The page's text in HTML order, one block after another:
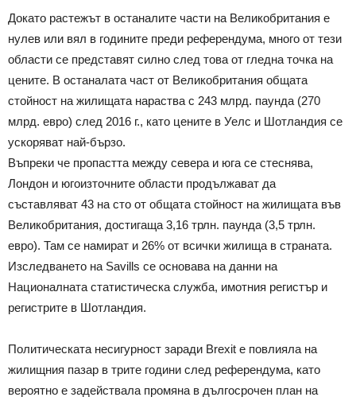
Докато растежът в останалите части на Великобритания е
нулев или вял в годините преди референдума, много от тези
области се представят силно след това от гледна точка на
цените. В останалата част от Великобритания общата
стойност на жилищата нараства с 243 млрд. паунда (270
млрд. евро) след 2016 г., като цените в Уелс и Шотландия се
ускоряват най-бързо.
Въпреки че пропастта между севера и юга се стеснява,
Лондон и югоизточните области продължават да
съставляват 43 на сто от общата стойност на жилищата във
Великобритания, достигаща 3,16 трлн. паунда (3,5 трлн.
евро). Там се намират и 26% от всички жилища в страната.
Изследването на Savills се основава на данни на
Националната статистическа служба, имотния регистър и
регистрите в Шотландия.
Политическата несигурност заради Brexit е повлияла на
жилищния пазар в трите години след референдума, като
вероятно е задействала промяна в дългосрочен план на